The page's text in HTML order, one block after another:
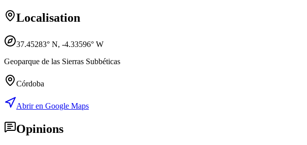
Localisation
37.45283° N, -4.33596° W
Geoparque de las Sierras Subbéticas
Córdoba
Abrir en Google Maps
Opinions